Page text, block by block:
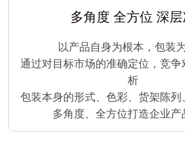
多角度 全方位 深层
以产品自身为根本，包装
通过对目标市场的准确定位，竞争
析
包装本身的形式、色彩、货架陈列
多角度、全方位打造企业产